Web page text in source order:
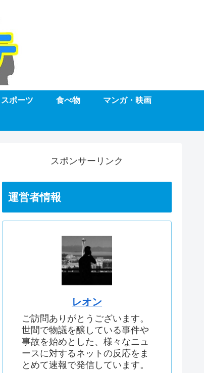
スポーツ 食べ物 マンガ・映画
スポンサーリンク
運営者情報
レオン
ご訪問ありがとうございます。
世間で物議を醸している事件や
事故を始めとした、様々なニュ
ースに対するネットの反応をま
とめて速報で発信しています。